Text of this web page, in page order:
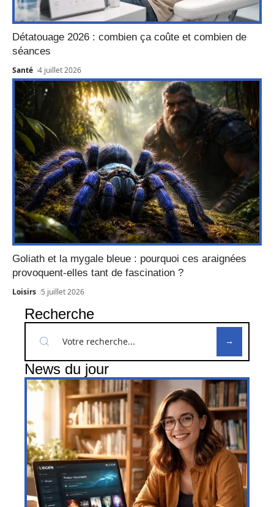
Détatouage 2026 : combien ça coûte et combien de
séances
Santé 4 juillet 2026
Goliath et la mygale bleue : pourquoi ces araignées
provoquent-elles tant de fascination ?
Loisirs 5 juillet 2026
Recherche
News du jour